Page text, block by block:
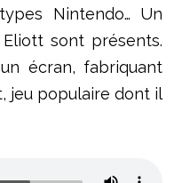
Nintendo… Un
sont présents.
écran, fabriquant
jeu populaire dont il